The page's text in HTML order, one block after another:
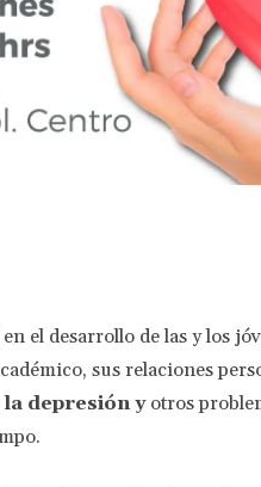
el desarrollo de las y los
sus relaciones
depresión yotros